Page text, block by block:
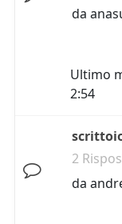
da
Ultimo
2:54
2
da